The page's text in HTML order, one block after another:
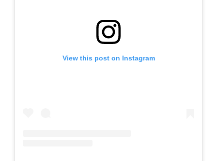
View this post on Instagram